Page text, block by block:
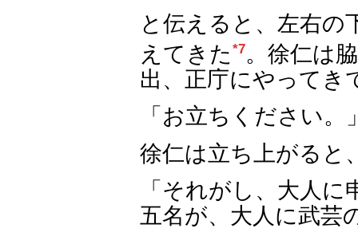
と伝えると、左右の
えてきた *7。徐仁は
出、正庁にやってき
「お立ちください。
徐仁は立ち上がると
「それがし、大人
五名が、大人に武芸